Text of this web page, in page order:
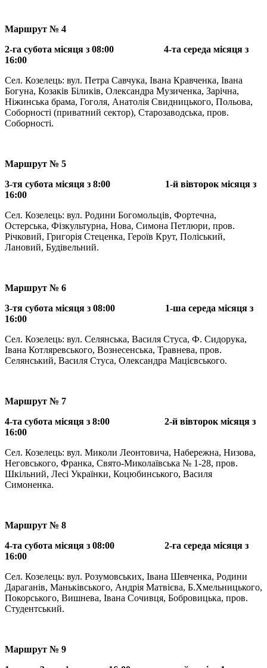
Маршрут № 4
2-га субота місяця з 08:00 4-та середа місяця з
16:00
Сел. Козелець: вул. Петра Савчука, Івана Кравченка, Івана
Богуна, Козаків Біликів, Олександра Музиченка, Зарічна,
Ніжинська брама, Гоголя, Анатолія Свидницького, Польова,
Соборності (приватний сектор), Старозаводська, пров.
Соборності.
Маршрут № 5
3-тя субота місяця з 8:00 1-й вівторок місяця з
16:00
Сел. Козелець: вул. Родини Богомольців, Фортечна,
Остерська, Фізкультурна, Нова, Симона Петлюри, пров.
Річковий, Григорія Стеценка, Героїв Крут, Поліський,
Лановий, Будівельний.
Маршрут № 6
3-тя субота місяця з 08:00 1-ша середа місяця з
16:00
Сел. Козелець: вул. Селянська, Василя Стуса, Ф. Сидорука,
Івана Котляревського, Вознесенська, Травнева, пров.
Селянський, Василя Стуса, Олександра Мацієвського.
Маршрут № 7
4-та субота місяця з 8:00 2-й вівторок місяця з
16:00
Сел. Козелець: вул. Миколи Леонтовича, Набережна, Низова,
Неговського, Франка, Свято-Миколаївська № 1-28, пров.
Шкільний, Лесі Українки, Коцюбинського, Василя
Симоненка.
Маршрут № 8
4-та субота місяця з 08:00 2-га середа місяця з
16:00
Сел. Козелець: вул. Розумовських, Івана Шевченка, Родини
Дараганів, Маньківського, Андрія Матвієва, Б.Хмельницького,
Покорського, Вишнева, Івана Сочивця, Бобровицька, пров.
Студентський.
Маршрут № 9